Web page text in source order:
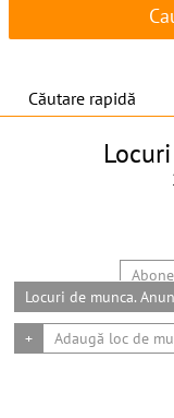
Căutare rapidă
Locuri de munca.
+ Adaugă loc de